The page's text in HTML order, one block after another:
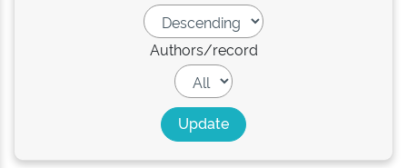
Authors/record